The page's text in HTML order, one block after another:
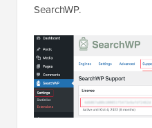
SearchWP.